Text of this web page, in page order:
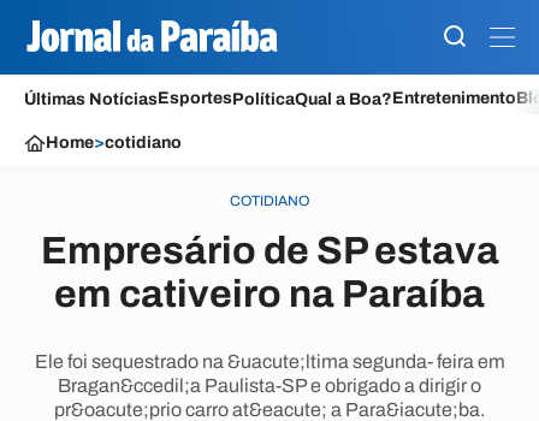
Últimas NotíciasEsportesPolíticaQual a Boa?Entretenimento
Home>cotidiano
COTIDIANO
Empresário de SP estava
em cativeiro na Paraíba
Ele foi sequestrado na &uacute;ltima segunda- feira em
Bragan&ccedil;a Paulista-SP e obrigado a dirigir o
pr&oacute;prio carro at&eacute; a Para&iacute;ba.